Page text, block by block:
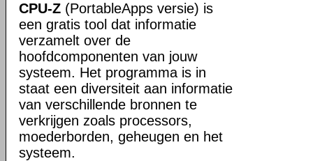
CPU-Z (PortableApps versie) is
een gratis tool dat informatie
verzamelt over de
hoofdcomponenten van jouw
systeem. Het programma is in
staat een diversiteit aan informatie
van verschillende bronnen te
verkrijgen zoals processors,
moederborden, geheugen en het
systeem.